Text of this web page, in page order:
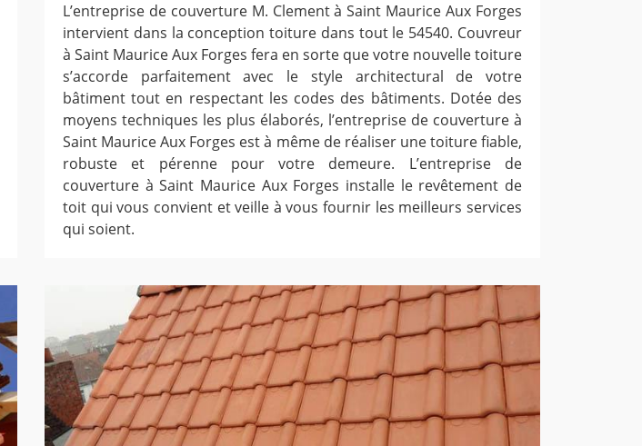
L’entreprise de couverture M. Clement à Saint Maurice Aux Forges
intervient dans la conception toiture dans tout le 54540. Couvreur
à Saint Maurice Aux Forges fera en sorte que votre nouvelle toiture
s’accorde parfaitement avec le style architectural de votre
bâtiment tout en respectant les codes des bâtiments. Dotée des
moyens techniques les plus élaborés, l’entreprise de couverture à
Saint Maurice Aux Forges est à même de réaliser une toiture fiable,
robuste et pérenne pour votre demeure. L’entreprise de
couverture à Saint Maurice Aux Forges installe le revêtement de
toit qui vous convient et veille à vous fournir les meilleurs services
qui soient.